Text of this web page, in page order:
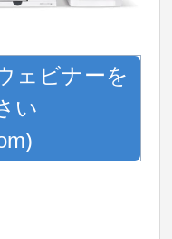
ェビナーを
い